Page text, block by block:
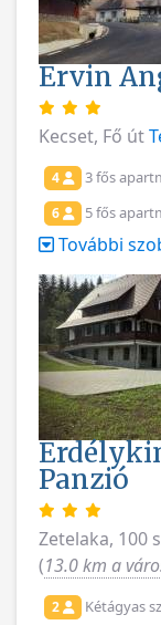
Ervin
Kecset, Fő út
4 3 fős
6 5 fős
További
Panzió
Zetelaka, 100
(13.0 km a
2 Kétágyas